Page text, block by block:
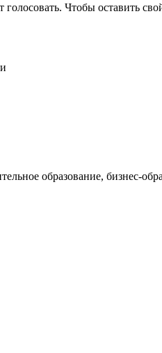
Чтобы оставить
образование, бизнес-